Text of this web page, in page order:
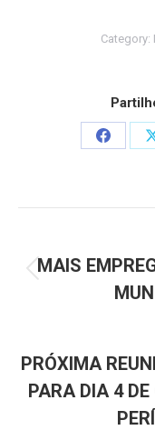
Category:
Share
MAIS
PRÓXIMA
PARA DIA 4